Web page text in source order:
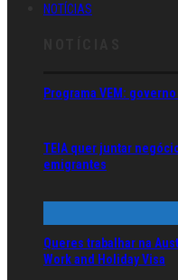
NOTÍCIAS
Programa VEM:
TEIA quer juntar
emigrantes
Queres trabalhar na
Work and Holiday Visa